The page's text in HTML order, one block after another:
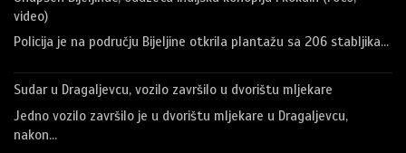
video)
Policija je na području Bijeljine otkrila plantažu sa 206 stabljika…
Sudar u Dragaljevcu, vozilo završilo u dvorištu mljekare
Jedno vozilo završilo je u dvorištu mljekare u Dragaljevcu,
nakon…